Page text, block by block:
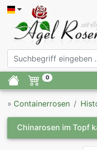
0
» Containerrosen
Chinarosen im Topf